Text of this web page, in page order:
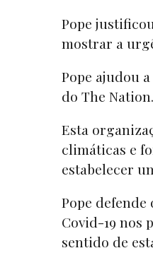
Pope
mostrar a
Pope ajudou
do The Nation.
Esta
climáticas e
estabelecer
Pope
Covid-19 nos
sentido de